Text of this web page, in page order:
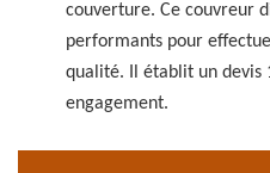
couverture. Ce couvreur
performants pour
qualité. Il établit un devis
engagement.